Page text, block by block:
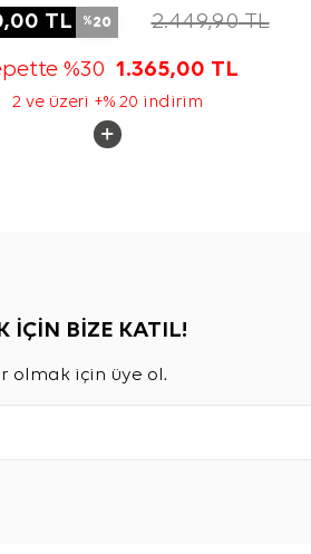
TL %20 2.449,90TL
%30 1.365,00 TL
2 ve üzeri +% 20 indirim
İÇİN BİZE KATIL!
olmak için üye ol.